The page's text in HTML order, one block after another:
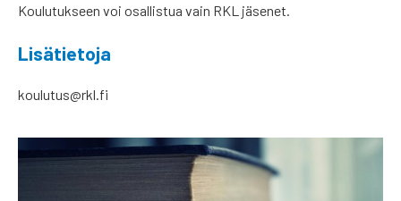
Koulutukseen voi osallistua vain RKL jäsenet.
Lisätietoja
koulutus@rkl.fi